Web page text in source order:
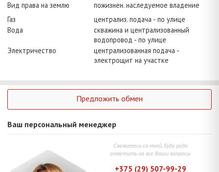
Вид права на землю
пожизнен. наследуемое владение
Газ
централиз. подача - по улице
Вода
скважина и централизованный
водопровод - по улице
Электричество
централизованная подача -
электрощит на участке
Предложить обмен
Ваш персональный менеджер
Свяжитесь со мной, буду рада
ответить на все Ваши вопросы
+375 (29) 507-99-29